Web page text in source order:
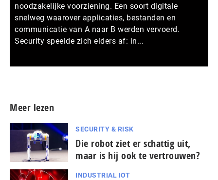
noodzakelijke voorziening. Een soort digitale
snelweg waarover applicaties, bestanden en
communicatie van A naar B werden vervoerd.
Security speelde zich elders af: in...
Meer lezen
SECURITY & RISK
Die robot ziet er schattig uit,
maar is hij ook te vertrouwen?
INDUSTRIAL IOT